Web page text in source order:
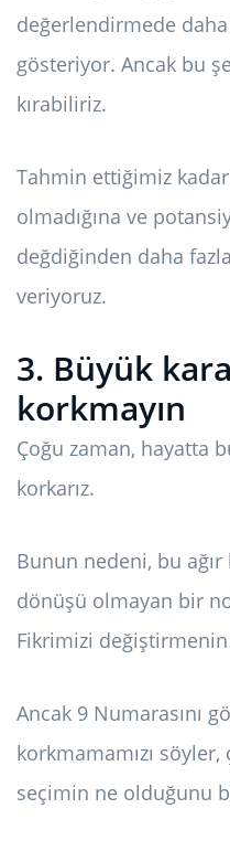
değerlendirmede
gösteriyor. Ancak bu
kırabiliriz.
Tahmin ettiğimiz
olmadığına ve
değdiğinden daha
veriyoruz.
3. Büyük
korkmayın
Çoğu zaman, hayatta
korkarız.
Bunun nedeni, bu
dönüşü olmayan bir
Fikrimizi
Ancak 9 Numarasını
korkmamamızı
seçimin ne olduğunu